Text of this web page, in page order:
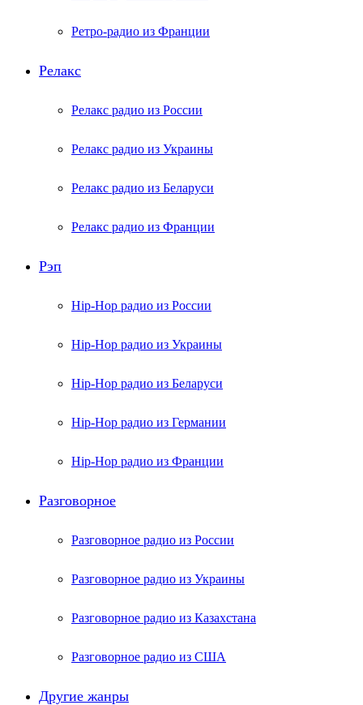
Ретро-радио из Франции
Релакс
Релакс радио из России
Релакс радио из Украины
Релакс радио из Беларуси
Релакс радио из Франции
Рэп
Hip-Hop радио из России
Hip-Hop радио из Украины
Hip-Hop радио из Беларуси
Hip-Hop радио из Германии
Hip-Hop радио из Франции
Разговорное
Разговорное радио из России
Разговорное радио из Украины
Разговорное радио из Казахстана
Разговорное радио из США
Другие жанры